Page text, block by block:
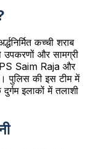
कच्ची शराब
उपकरणों और सामग्री
IPS Saim Raja और
पुलिस की इस टीम में
इलाकों में तलाशी